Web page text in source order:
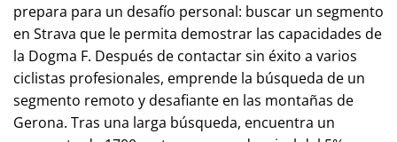
prepara para un desafío personal: buscar un segmento
en Strava que le permita demostrar las capacidades de
la Dogma F. Después de contactar sin éxito a varios
ciclistas profesionales, emprende la búsqueda de un
segmento remoto y desafiante en las montañas de
Gerona. Tras una larga búsqueda, encuentra un